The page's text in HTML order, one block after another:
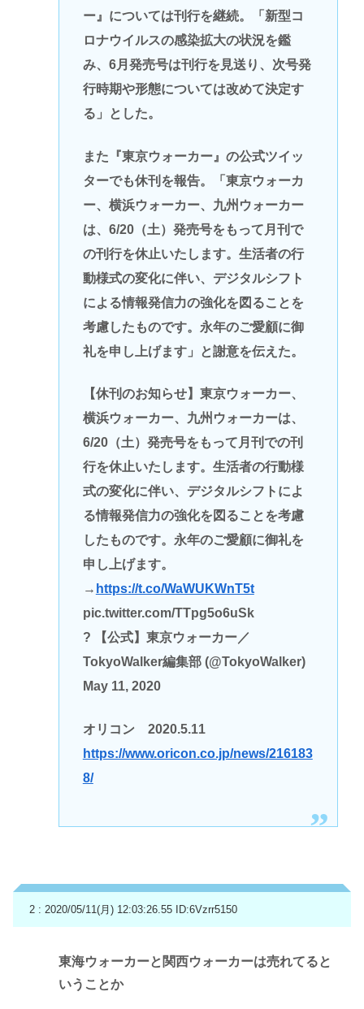
ー』については刊行を継続。「新型コ
ロナウイルスの感染拡大の状況を鑑
み、6月発売号は刊行を見送り、次号発
行時期や形態については改めて決定す
る」とした。
また『東京ウォーカー』の公式ツイッ
ターでも休刊を報告。「東京ウォーカ
ー、横浜ウォーカー、九州ウォーカー
は、6/20（土）発売号をもって月刊で
の刊行を休止いたします。生活者の行
動様式の変化に伴い、デジタルシフト
による情報発信力の強化を図ることを
考慮したものです。永年のご愛顧に御
礼を申し上げます」と謝意を伝えた。
【休刊のお知らせ】東京ウォーカー、
横浜ウォーカー、九州ウォーカーは、
6/20（土）発売号をもって月刊での刊
行を休止いたします。生活者の行動様
式の変化に伴い、デジタルシフトによ
る情報発信力の強化を図ることを考慮
したものです。永年のご愛顧に御礼を
申し上げます。
→ https://t.co/WaWUKWnT5t
pic.twitter.com/TTpg5o6uSk
? 【公式】東京ウォーカー／
TokyoWalker編集部 (@TokyoWalker)
May 11, 2020
オリコン 2020.5.11
https://www.oricon.co.jp/news/216183
8/
2 : 2020/05/11(月) 12:03:26.55 ID:6Vzrr5150
東海ウォーカーと関西ウォーカーは売れてると
いうことか